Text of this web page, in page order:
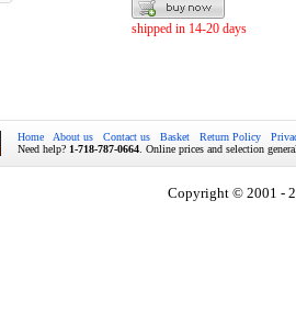
shipped in 14-20 days
Home About us Contact us Basket Return Policy
Need help? 1-718-787-0664 . Online prices and selection
Copyright © 2001 -